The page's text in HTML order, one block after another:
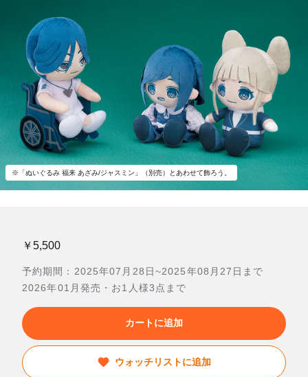
※「ぬいぐるみ 福来 あざみ/ジャスミン」（別売）とあわせて飾ろう。
￥5,500
予約期間：2025年07月28日~2025年08月27日まで
2026年01月発売・お1人様3点まで
カートに追加
ウォッチリストに追加